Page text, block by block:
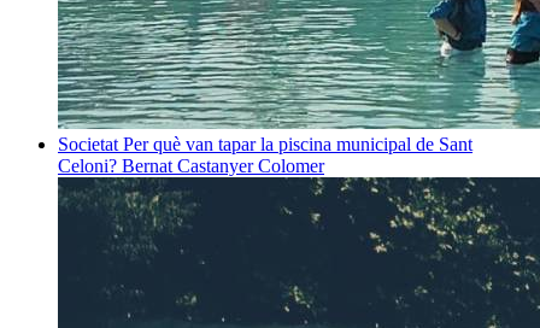
Societat Per què van tapar la piscina municipal de Sant
Celoni? Bernat Castanyer Colomer